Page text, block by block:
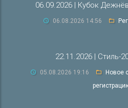
06.09.2026 | Кубок
06.08.2026 14:56
22.11.2026 | Стиль-
05.08.2026 19:16
Новое